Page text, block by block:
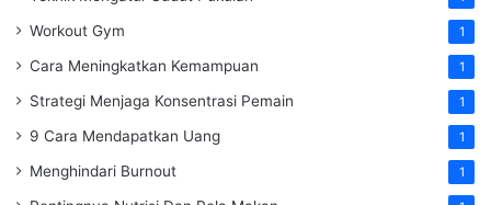
Workout Gym 1
Cara Meningkatkan Kemampuan 1
Strategi Menjaga Konsentrasi Pemain 1
9 Cara Mendapatkan Uang 1
Menghindari Burnout 1